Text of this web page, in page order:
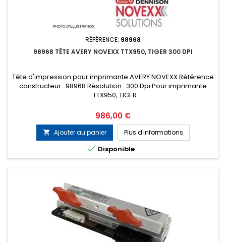
RÉFÉRENCE: 98968
98968 TÊTE AVERY NOVEXX TTX950, TIGER 300 DPI
Tête d'impression pour imprimante AVERY NOVEXX Référence
constructeur : 98968 Résolution : 300 Dpi Pour imprimante
: TTX950, TIGER
Prix
986,00 €
 Ajouter au panier Plus d'informations
 Disponible